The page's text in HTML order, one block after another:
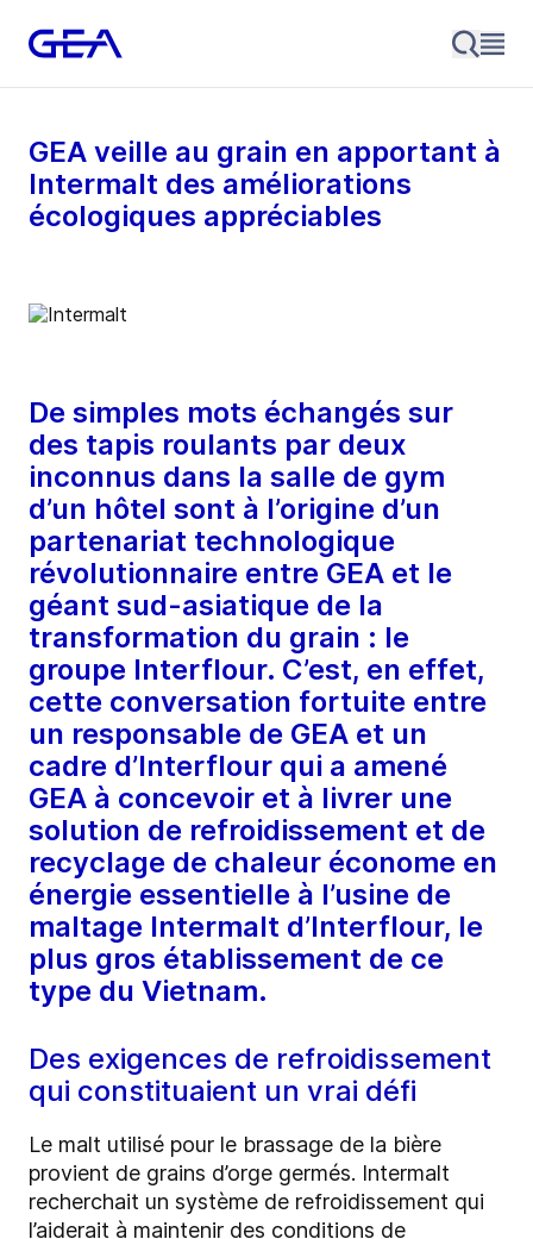
GEA veille au grain en apportant à
Intermalt des améliorations
écologiques appréciables
De simples mots échangés sur
des tapis roulants par deux
inconnus dans la salle de gym
d’un hôtel sont à l’origine d’un
partenariat technologique
révolutionnaire entre GEA et le
géant sud-asiatique de la
transformation du grain : le
groupe Interflour. C’est, en effet,
cette conversation fortuite entre
un responsable de GEA et un
cadre d’Interflour qui a amené
GEA à concevoir et à livrer une
solution de refroidissement et de
recyclage de chaleur économe en
énergie essentielle à l’usine de
maltage Intermalt d’Interflour, le
plus gros établissement de ce
type du Vietnam.
Des exigences de refroidissement
qui constituaient un vrai défi
Le malt utilisé pour le brassage de la bière
provient de grains d’orge germés. Intermalt
recherchait un système de refroidissement qui
l’aiderait à maintenir des conditions de